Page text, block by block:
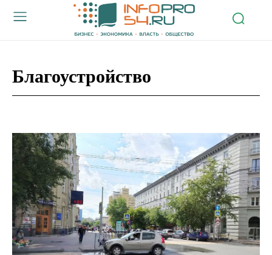
Благоустройство